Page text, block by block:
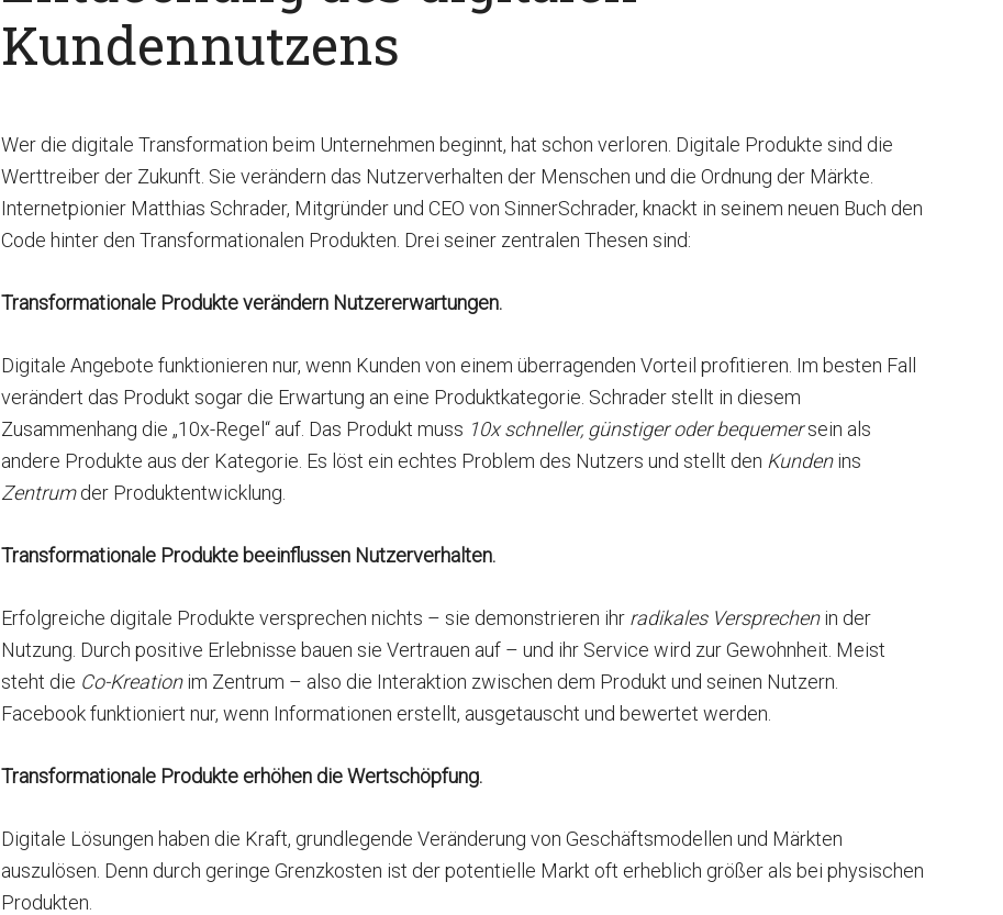
Kundennutzens
Wer die digitale Transformation beim Unternehmen beginnt, hat schon verloren. Digitale Produkte sind die
Werttreiber der Zukunft. Sie verändern das Nutzerverhalten der Menschen und die Ordnung der Märkte.
Internetpionier Matthias Schrader, Mitgründer und CEO von SinnerSchrader, knackt in seinem neuen Buch den
Code hinter den Transformationalen Produkten. Drei seiner zentralen Thesen sind:
Transformationale Produkte verändern Nutzererwartungen.
Digitale Angebote funktionieren nur, wenn Kunden von einem überragenden Vorteil profitieren. Im besten Fall
verändert das Produkt sogar die Erwartung an eine Produktkategorie. Schrader stellt in diesem
Zusammenhang die „10x-Regel“ auf. Das Produkt muss 10x schneller, günstiger oder bequemersein als
andere Produkte aus der Kategorie. Es löst ein echtes Problem des Nutzers und stellt den Kundenins
Zentrumder Produktentwicklung.
Transformationale Produkte beeinflussen Nutzerverhalten.
Erfolgreiche digitale Produkte versprechen nichts – sie demonstrieren ihr radikales Versprechenin der
Nutzung. Durch positive Erlebnisse bauen sie Vertrauen auf – und ihr Service wird zur Gewohnheit. Meist
steht die Co-Kreationim Zentrum – also die Interaktion zwischen dem Produkt und seinen Nutzern.
Facebook funktioniert nur, wenn Informationen erstellt, ausgetauscht und bewertet werden.
Transformationale Produkte erhöhen die Wertschöpfung.
Digitale Lösungen haben die Kraft, grundlegende Veränderung von Geschäftsmodellen und Märkten
auszulösen. Denn durch geringe Grenzkosten ist der potentielle Markt oft erheblich größer als bei physischen
Produkten.